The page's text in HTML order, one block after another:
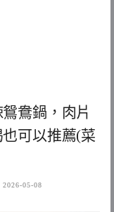
鴦鍋，肉片
可以推薦(菜
2026-05-08